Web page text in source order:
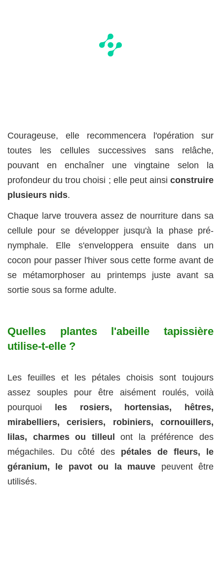
Courageuse, elle recommencera l'opération sur
toutes les cellules successives sans relâche,
pouvant en enchaîner une vingtaine selon la
profondeur du trou choisi ; elle peut ainsi construire
plusieurs nids.
Chaque larve trouvera assez de nourriture dans sa
cellule pour se développer jusqu'à la phase pré-
nymphale. Elle s'enveloppera ensuite dans un
cocon pour passer l'hiver sous cette forme avant de
se métamorphoser au printemps juste avant sa
sortie sous sa forme adulte.
Quelles plantes l'abeille tapissière
utilise-t-elle ?
Les feuilles et les pétales choisis sont toujours
assez souples pour être aisément roulés, voilà
pourquoi les rosiers, hortensias, hêtres,
mirabelliers, cerisiers, robiniers, cornouillers,
lilas, charmes ou tilleul ont la préférence des
mégachiles. Du côté des pétales de fleurs, le
géranium, le pavot ou la mauve peuvent être
utilisés.